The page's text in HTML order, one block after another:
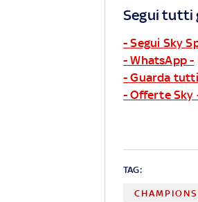
Segui tutti
- Segui Sky
- WhatsApp -
- Guarda
- Offerte Sky
TAG: